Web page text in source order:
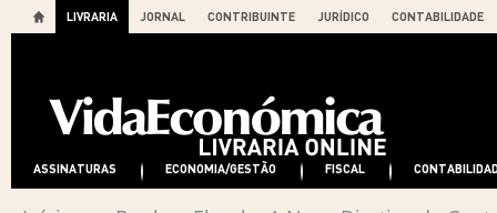
LIVRARIA JORNAL CONTRIBUINTE JURÍDICO CONTABILIDADE
ASSINATURAS ECONOMIA/GESTÃO FISCAL